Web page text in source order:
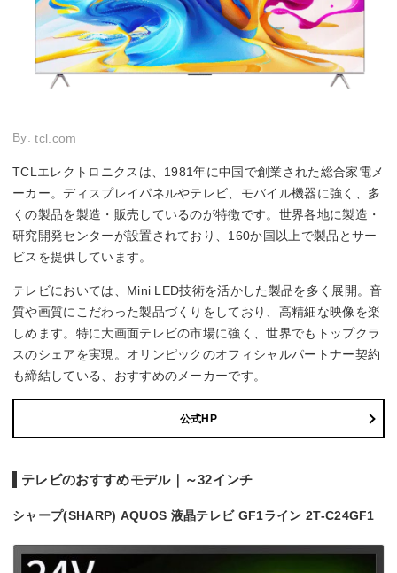
By:tcl.com
TCLエレクトロニクスは、1981年に中国で創業された総合家電メ
ーカー。ディスプレイパネルやテレビ、モバイル機器に強く、多
くの製品を製造・販売しているのが特徴です。世界各地に製造・
研究開発センターが設置されており、160か国以上で製品とサー
ビスを提供しています。
テレビにおいては、Mini LED技術を活かした製品を多く展開。音
質や画質にこだわった製品づくりをしており、高精細な映像を楽
しめます。特に大画面テレビの市場に強く、世界でもトップクラ
スのシェアを実現。オリンピックのオフィシャルパートナー契約
も締結している、おすすめのメーカーです。
公式HP
テレビのおすすめモデル｜～32インチ
シャープ(SHARP) AQUOS 液晶テレビ GF1ライン 2T-C24GF1